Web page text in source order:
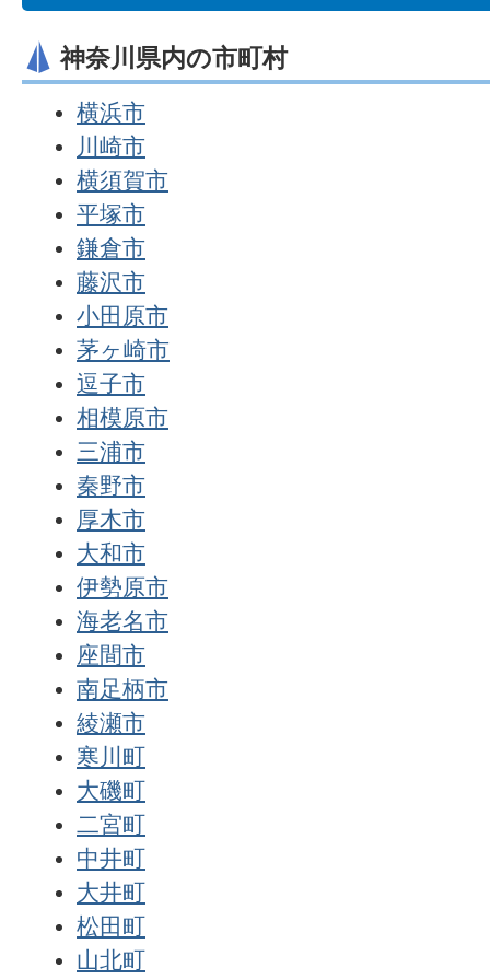
神奈川県内の市町村
横浜市
川崎市
横須賀市
平塚市
鎌倉市
藤沢市
小田原市
茅ヶ崎市
逗子市
相模原市
三浦市
秦野市
厚木市
大和市
伊勢原市
海老名市
座間市
南足柄市
綾瀬市
寒川町
大磯町
二宮町
中井町
大井町
松田町
山北町